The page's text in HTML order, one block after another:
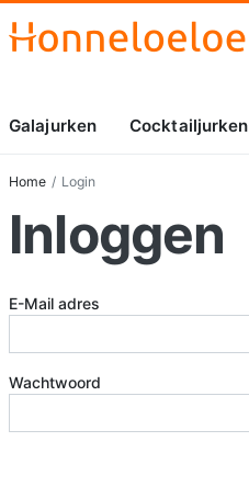
Galajurken Cocktailjurken
Home Login
Inloggen
E-Mail adres
Wachtwoord